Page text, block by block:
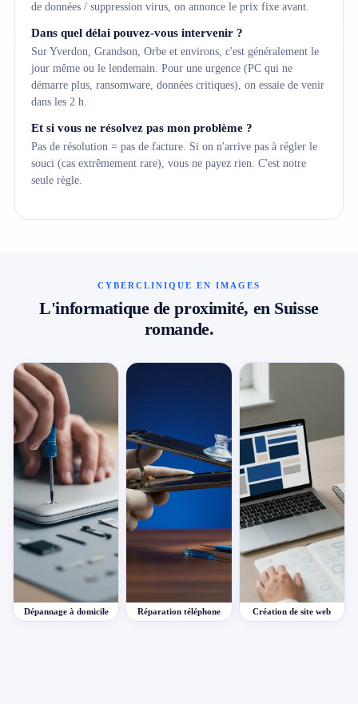
de données / suppression virus, on annonce le prix fixe avant.
Dans quel délai pouvez-vous intervenir ?
Sur Yverdon, Grandson, Orbe et environs, c'est généralement le
jour même ou le lendemain. Pour une urgence (PC qui ne
démarre plus, ransomware, données critiques), on essaie de venir
dans les 2 h.
Et si vous ne résolvez pas mon problème ?
Pas de résolution = pas de facture. Si on n'arrive pas à régler le
souci (cas extrêmement rare), vous ne payez rien. C'est notre
seule règle.
CYBERCLINIQUE EN IMAGES
L'informatique de proximité, en Suisse
romande.
Dépannage à domicile Réparation téléphone Création de site web